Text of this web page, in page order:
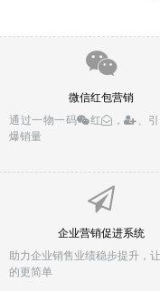
微信红包营销
通过一物一码
红 ，
、
爆销量
企业营销促进系统
助力企业销售业绩稳步提升，
的更简单